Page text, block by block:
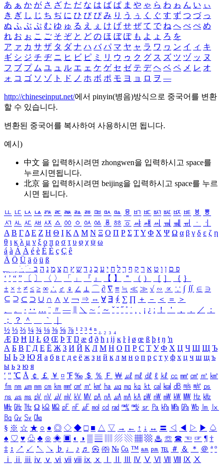
あ ぁ か が さ ざ た だ な は ば ぱ ま や ゃ ら わ ゎ ん い ぃ
き ぎ し じ ち ぢ に ひ び ぴ み り う ぅ く ぐ す ず つ づ っ
ぬ ふ ぶ ぷ む ゆ ゅ る え ぇ け げ せ ぜ て で ね へ べ ぺ め
れ お ぉ こ ご そ ぞ と ど の ほ ぼ ぽ も よ ょ ろ を
ア ァ カ サ ザ タ ダ ナ ハ バ パ マ ヤ ャ ラ ワ ヮ ン イ ィ キ
ギ シ ジ チ ヂ ニ ヒ ビ ピ ミ リ ウ ゥ ク グ ス ズ ツ ヅ ッ ヌ
フ ブ プ ム ユ ュ ル エ ェ ケ ゲ セ ゼ テ デ ヘ ベ ペ メ レ オ
ォ コ ゴ ソ ゾ ト ド ノ ホ ボ ポ モ ヨ ョ ロ ヲ ―
http://chineseinput.net/에서 pinyin(병음)방식으로 중국어를 변환
할 수 있습니다.
변환된 중국어를 복사하여 사용하시면 됩니다.
예시)
中文 을 입력하시려면 zhongwen을 입력하시고 space를
누르시면됩니다.
北京 을 입력하시려면 beijing을 입력하시고 space를 누르
시면 됩니다.
ㅥ ㅦ ㅧ ㅨ ㅩ ㅪ ㅫ ㅬ ㅭ ㅮ ㅯ ㅰ ㅱ ㅲ ㅳ ㅴ ㅵ ㅶ ㅷ ㅸ
ㅹ
ㅺ ㅻ ㅼ ㅽ ㅾ ㅿ ㆀ ㆁ ㆂ ㆃ ㆄ ㆅ ㆆ ㆇ ㆈ ㆉ ㆊ ㆋ ㆌ ㆍ
ㆎ
Α Β ΓΔ Ε Ζ Η Θ Ι ΚΛ Μ Ν Ξ Ο Π Ρ Σ ΤΥ Φ Χ Ψ Ω α β γ δ ε ζ η
θ ι κ λ μ ν ξ ο π ρ σ τ υ φ χ ψ ω
á à Á À é è É È ç Ç ê
Ä Ö Ü ä ö ü ß
ִֶֹ ֻּ ׁׂ פ ם ן ו ט א ר ק ף ך ל ח י ע כ ג ד ש ץ ת צ מ נ ה ב
‘ ’ “ ” 〔 〕 〈 〉 「 」 『 』 【 】 ＂ （ ） ［ ］ ｛ ｝
± × ÷ ≠ ≤ ≥ ∞ ∴ ♂ ♀ ∠ ⊥ ⌒ ∂ ∇ ≡ ≒ ≪ ≫ √ ∽ ∝ ∵ ∫ ∬ ∈ ∋
⊆ ⊇ ⊂ ⊃ ∪ ∩ ∧ ∨ ￢ ⇒ ⇔ ∀ ∃ ∮ ∑ ∏ ＋ － ＜ ＝
＞
、
。 · ‥ … ¨ 〃 ― ＼ ∼ ´ ～ ˇ ˘ ˝ ˚ ˙ ¸ ¡ ¿ ː ！ ＇ ， ． ／
：
；
？ ＾ ｀
½ ⅓ ⅔ ¼ ¾ ⅛ ⅜ ⅝ ⅞ ¹ ² ³ ⁴ ⁿ ₁ ₂ ₃ ₄
Æ Ð Ħ Ĳ Ł Ø Œ Þ Ŧ Ŋ æ đ ð ħ ı ĳ ĸ ŀ ł ø œ ß þ ŧ ŋ ŉ
А Б В Г Д Е Ё Ж З И Й К Л М Н О П Р С Т У Ф Х Ц Ч Ш Щ Ъ
Ы Ь Э Ю Я а б в г д е ё ж з и й к л м н о п р с т у ф х ц ч ш щ ъ
ы ь э ю я
′ ″ ℃ Å ￠ ￡ ￥ ¤ ℉ ‰ ＄ ％ Ｆ ￦ ㎕ ㎖ ㎗ ℓ ㎘ ㏄ ㎣ ㎤ ㎥ ㎦
㎙ ㎚ ㎛ ㎜ ㎝ ㎞ ㎟ ㎠ ㎡ ㎢ ㏊ ㎍ ㎎ ㎏ ㏏ ㎈ ㎉ ㏈ ㎧ ㎨ ㎰
㎱ ㎲ ㎳ ㎴ ㎵ ㎶ ㎷ ㎸ ㎹ ㎀ ㎁ ㎂ ㎃ ㎄ ㎺ ㎻ ㎽ ㎾ ㎿ ㎐ ㎑
㎒ ㎓ ㎔ Ω ㏀ ㏁ ㎊ ㎋ ㎌ ㏖ ㏅ ㎭ ㎮ ㎯ ㏛ ㎩ ㎪ ㎫ ㎬ ㏝ ㏐
㏓
㏃ ㏉ ㏜ ㏆
§ ※ ☆ ★ ○ ● ◎ ◇ ◆ □ ■ △ ▽ → ← ↑ ↓ ↔ 〓 ◁ ◀ ▷ ▶ ♤
♠ ♡ ♥ ♧ ♣ ⊙ ◈ ▣ ◐ ◑ ▒ ▤ ▨ ▧ ▦ ▩ ♨ ☏ ☎ ☜ ☞ ¶ †
‡ ↕ ↗ ↙ ↖ ↘ ♭ ♩ ♪ ♬ ㉿ ㈜ № ㏇ ™ ㏂ ㏘ ℡ ＃ ＆ ＊ ＠ ª º
ⅰ
ⅱ ⅲ ⅳ ⅴ ⅵ ⅶ ⅷ ⅸ ⅹ Ⅳ Ⅴ Ⅵ Ⅶ Ⅷ Ⅸ Ⅹ